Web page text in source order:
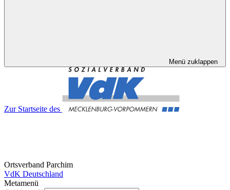
Menü zuklappen
Zur Startseite des
Ortsverband Parchim
VdK Deutschland
Metamenü